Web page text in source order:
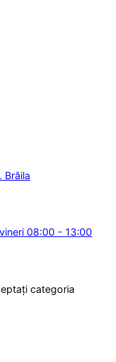
Brăila
08:00 - 13:00
categoria